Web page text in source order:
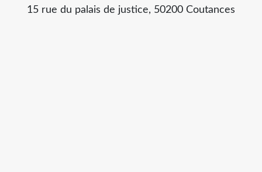
15 rue du palais de justice, 50200 Coutances